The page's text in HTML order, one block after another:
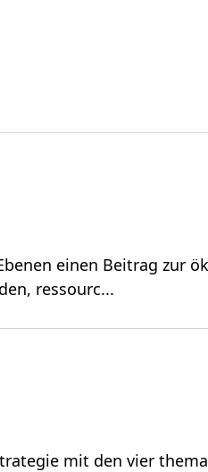
einen Beitrag zur
ressourc...
mit den vier